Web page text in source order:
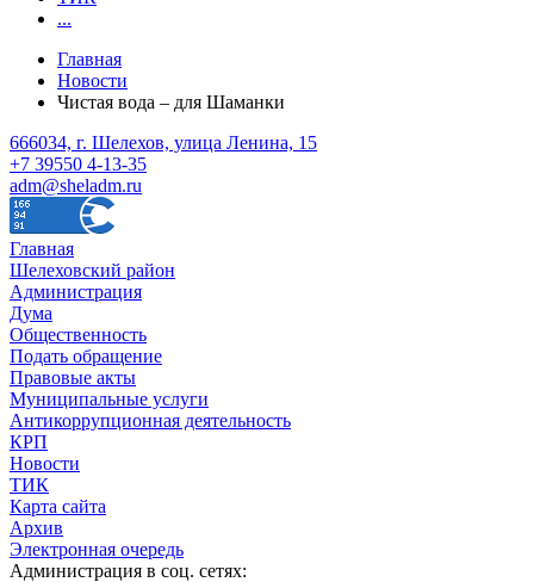
...
Главная
Новости
Чистая вода – для Шаманки
666034, г. Шелехов, улица Ленина, 15
+7 39550 4-13-35
adm@sheladm.ru
Главная
Шелеховский район
Администрация
Дума
Общественность
Подать обращение
Правовые акты
Муниципальные услуги
Антикоррупционная деятельность
КРП
Новости
ТИК
Карта сайта
Архив
Электронная очередь
Администрация в соц. сетях: